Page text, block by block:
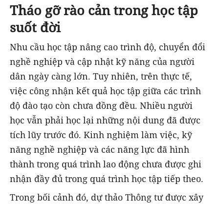
Tháo gỡ rào cản trong học tập
suốt đời
Nhu cầu học tập nâng cao trình độ, chuyển đổi
nghề nghiệp và cập nhật kỹ năng của người
dân ngày càng lớn. Tuy nhiên, trên thực tế,
việc công nhận kết quả học tập giữa các trình
độ đào tạo còn chưa đồng đều. Nhiều người
học vẫn phải học lại những nội dung đã được
tích lũy trước đó. Kinh nghiệm làm việc, kỹ
năng nghề nghiệp và các năng lực đã hình
thành trong quá trình lao động chưa được ghi
nhận đầy đủ trong quá trình học tập tiếp theo.
Trong bối cảnh đó, dự thảo Thông tư được xây